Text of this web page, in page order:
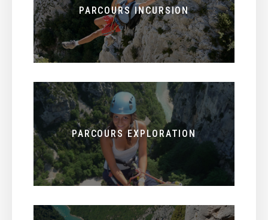
PARCOURS INCURSION
PARCOURS EXPLORATION